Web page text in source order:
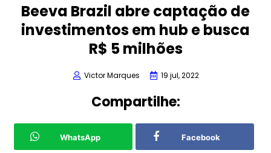
Beeva Brazil abre captação de
investimentos em hub e busca
R$ 5 milhões
Victor Marques 19 jul, 2022
Compartilhe:
WhatsApp Facebook